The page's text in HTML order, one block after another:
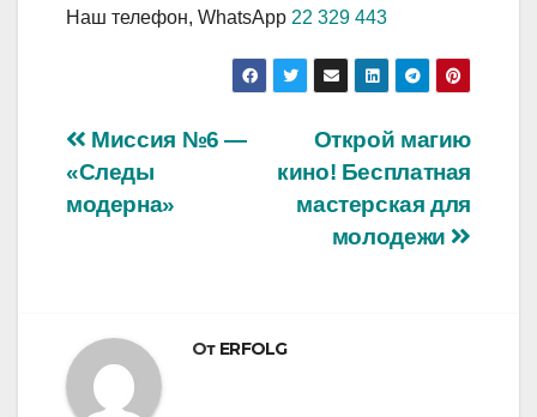
Наш телефон, WhatsApp 22 329 443
Навигация
по
Открой магию
кино! Бесплатная
мастерская для
молодежи
Миссия №6 —
«Следы
модерна»
От ERFOLG